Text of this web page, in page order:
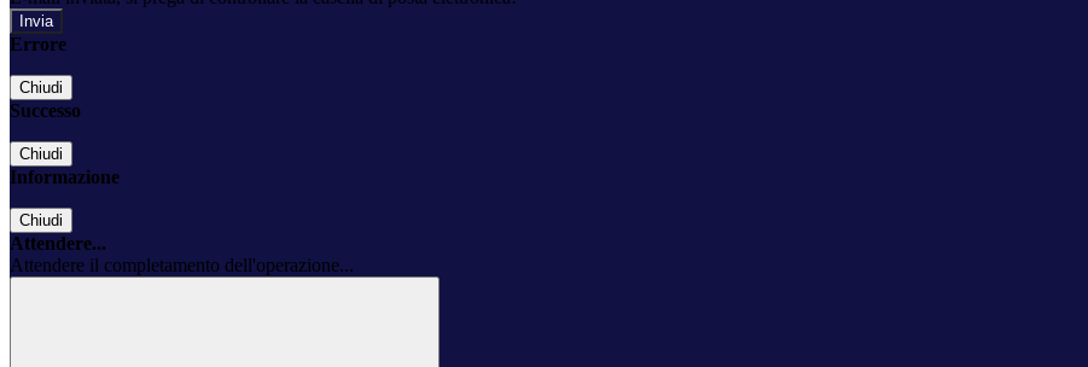
Errore
Chiudi
Successo
Chiudi
Informazione
Chiudi
Attendere...
Attendere il completamento dell'operazione...